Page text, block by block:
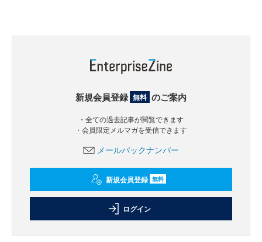
新規会員登録 無料 のご案内
・全ての過去記事が閲覧できます
・会員限定メルマガを受信できます
メールバックナンバー
新規会員登録 無料
ログイン